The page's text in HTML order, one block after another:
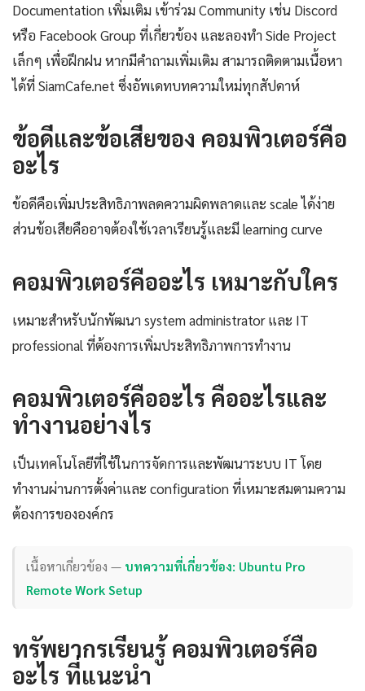
Documentation เพิ่มเติม เข้าร่วม Community เช่น Discord
หรือ Facebook Group ที่เกี่ยวข้อง และลองทำ Side Project
เล็กๆ เพื่อฝึกฝน หากมีคำถามเพิ่มเติม สามารถติดตามเนื้อหา
ได้ที่ SiamCafe.net ซึ่งอัพเดทบทความใหม่ทุกสัปดาห์
ข้อดีและข้อเสียของ คอมพิวเตอร์คือ
อะไร
ข้อดีคือเพิ่มประสิทธิภาพลดความผิดพลาดและ scale ได้ง่าย
ส่วนข้อเสียคืออาจต้องใช้เวลาเรียนรู้และมี learning curve
คอมพิวเตอร์คืออะไร เหมาะกับใคร
เหมาะสำหรับนักพัฒนา system administrator และ IT
professional ที่ต้องการเพิ่มประสิทธิภาพการทำงาน
คอมพิวเตอร์คืออะไร คืออะไรและ
ทำงานอย่างไร
เป็นเทคโนโลยีที่ใช้ในการจัดการและพัฒนาระบบ IT โดย
ทำงานผ่านการตั้งค่าและ configuration ที่เหมาะสมตามความ
ต้องการขององค์กร
เนื้อหาเกี่ยวข้อง — บทความที่เกี่ยวข้อง: Ubuntu Pro
Remote Work Setup
ทรัพยากรเรียนรู้ คอมพิวเตอร์คือ
อะไร ที่แนะนำ